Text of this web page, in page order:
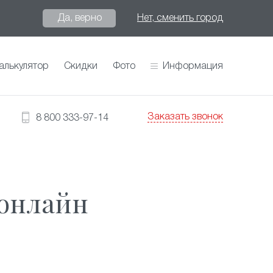
Да, верно Нет, сменить город
Скидки Фото Информация
8 800 333-97-14 Заказать звонок